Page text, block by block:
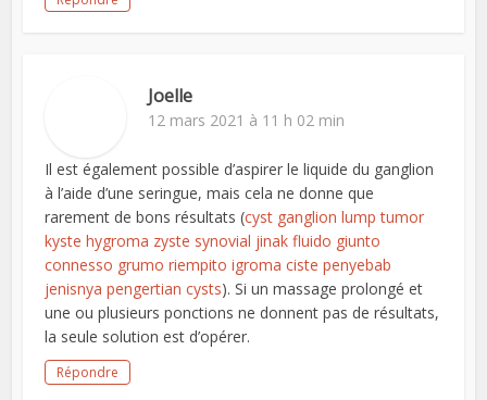
Joelle
12 mars 2021 à 11 h 02 min
Il est également possible d’aspirer le liquide du ganglion
à l’aide d’une seringue, mais cela ne donne que
rarement de bons résultats (cyst ganglion lump tumor
kyste hygroma zyste synovial jinak fluido giunto
connesso grumo riempito igroma ciste penyebab
jenisnya pengertian cysts). Si un massage prolongé et
une ou plusieurs ponctions ne donnent pas de résultats,
la seule solution est d’opérer.
Répondre